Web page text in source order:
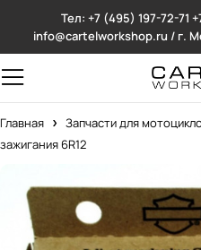
Тел: +7 (495) 197-72-71
info@cartelworkshop.ru / г.
Главная Запчасти для
зажигания 6R12